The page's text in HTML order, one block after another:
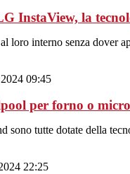
InstaView, la
loro interno senza dover
09:45
per forno o
sono tutte dotate della
22:25